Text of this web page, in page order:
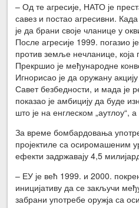
– Од те агресије, НАТО је
савез и постао агресивни.
је да брани своје чланице у
После агресије 1999. погазио
против земље нечланице, која
Прекршио је међународне
Игнорисао је да оружану
Савет безбедности, и мада је
показао је амбицију да буде
што је на енглеском „аутлоу“, а
За време бомбардовања
пројектиле са осиромашеним
ефекти задржавају 4,5
– ЕУ је већ 1999. и 2000.
иницијативу да се закључи
забрани употребе оружја са